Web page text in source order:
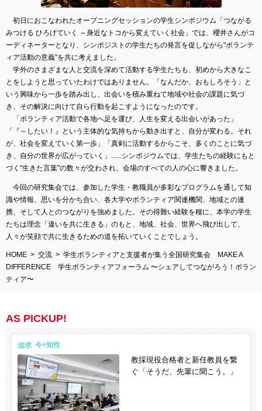
初日におこなわれたオープニングセッションの学生シンポジウム「つながる
みつける ひろげていく ～身近なトコから変えていく社会」では、櫻井さんがコ
ーディネーターとなり、シンポジストの学生たちの発言を促しながら"ボランテ
ィア活動の意義"を共に考えました。
学外のさまざまな人と交流を深めて活動する学生たちも、初めから大きなこ
とをしようと思っていたわけではありません。「なんだか、おもしろそう」と
いう興味から一歩を踏み出し、出会いを積み重ねて地域や社会の課題に気づ
き、その解決に向けて自ら行動を起こすようになったのです。
「ボランティア活動で各地へ足を運び、人生を変える出会いがあった」
「『～したい！』という主体的な気持ちから動き出すと、自分が変わる。それ
が、社会を変えていく第一歩」「真剣に活動するからこそ、多くのことに気づ
き、自分の世界が広がっていく」......シンポジウムでは、学生たちの経験にもと
づく"生きた言葉"の数々が交わされ、会場のすべての人の心に響きました。
今回の研究集会では、参加した学生・教職員が多彩なプログラムを通して知
識や情報、思いを分かち合い、各大学やボランティア関連機関、地域との連
携、そして人とのつながりを強めました。その得難い経験を糧に、本学の学生
たちは理念「違いを共に生きる」のもと、地域、社会、世界へ飛び出して、
人々が笑顔で共に生きるための道を拓いていくことでしょう。
HOME 交流
学生ボランティアと支援者が集う全国研究集会 MAKE A
DIFFERENCE 学生ボランティアフォーラム 〜シェアしてつながろう！ボラン
ティア〜
AS PICKUP!
追求
教採現役合格者と新任教員を繋
ぐ「そうだ、先輩に聞こう。」